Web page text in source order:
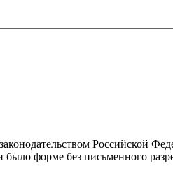
Российской
форме без письменного